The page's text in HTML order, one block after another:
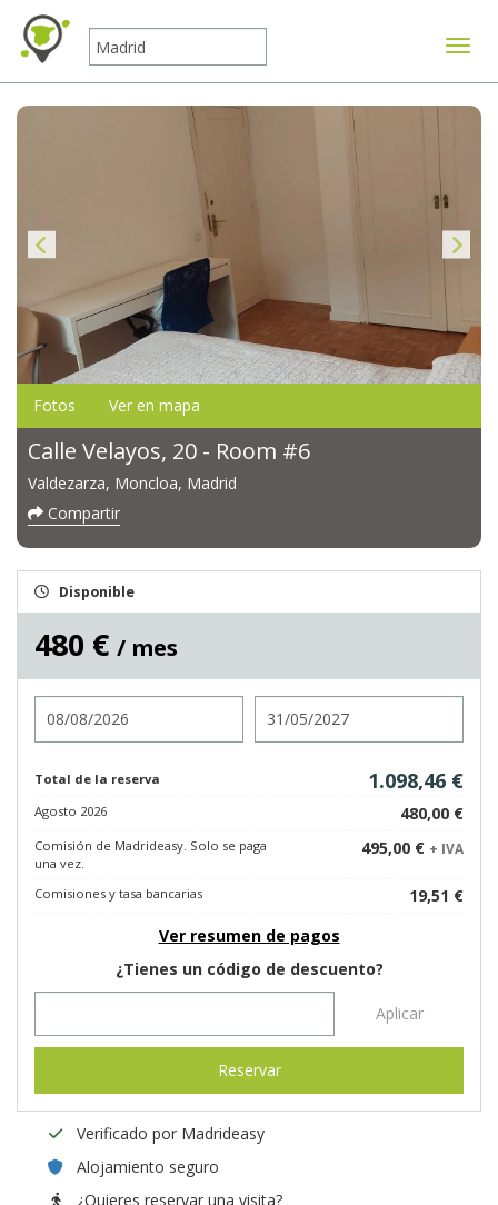
Fotos Ver en mapa
Calle Velayos, 20 - Room #6
Valdezarza, Moncloa, Madrid
Compartir
Disponible
480 € / mes
Total de la reserva 1.098,46 €
Agosto 2026 480,00 €
Comisión de Madrideasy. Solo se paga
una vez.
495,00 € + IVA
Comisiones y tasa bancarias
19,51 €
Ver resumen de pagos
¿Tienes un código de descuento?
Aplicar
Reservar
Verificado por Madrideasy
Alojamiento seguro
¿Quieres reservar una visita?